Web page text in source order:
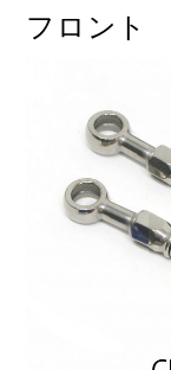
DUCATI
HYOSUNG
フロント